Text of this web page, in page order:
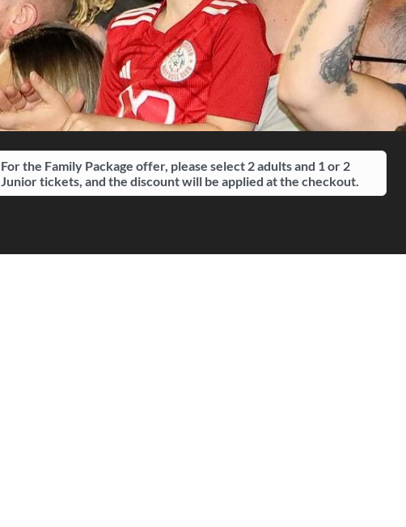
For the Family Package offer, please select 2 adults and 1 or 2
Junior tickets, and the discount will be applied at the checkout.